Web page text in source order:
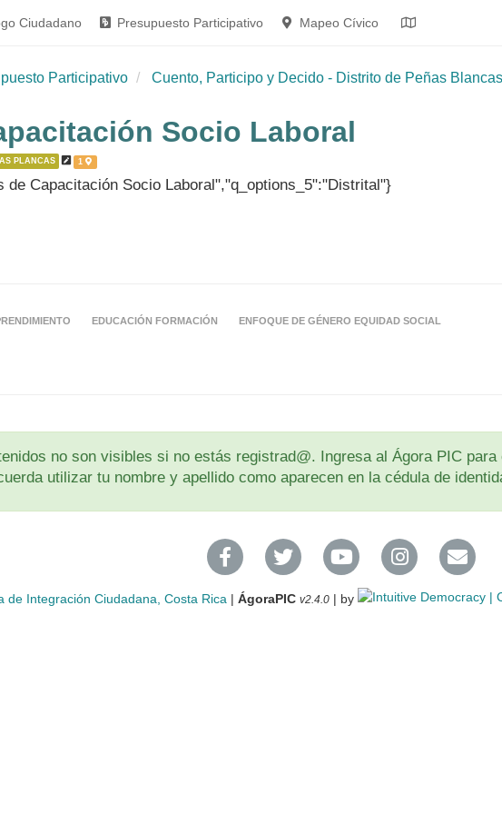
Ciudadano Presupuesto Participativo Mapeo Cívico
Participativo Cuento, Participo y Decido - Distrito de Peñas Blancas
Socio Laboral
PLANCAS 1
de Capacitación Socio Laboral","q_options_5":"Distrital"}
EDUCACIÓN FORMACIÓN ENFOQUE DE GÉNERO EQUIDAD SOCIAL
no son visibles si no estás registrad@. Ingresa al Ágora PIC
utilizar tu nombre y apellido como aparecen en la cédula de
de Integración Ciudadana, Costa Rica| ÁgoraPIC v2.4.0| by